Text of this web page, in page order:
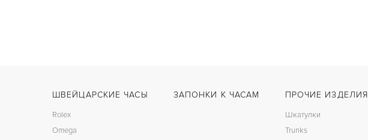
ШВЕЙЦАРСКИЕ ЧАСЫ
Rolex
Omega
ЗАПОНКИ К ЧАСАМ ПРОЧИЕ ИЗДЕЛИЯ
Шкатулки
Trunks